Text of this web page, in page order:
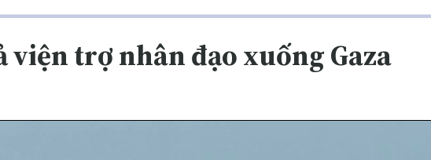
viện trợ nhân đạo xuống Gaza